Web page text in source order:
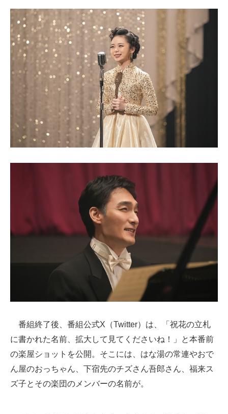
番組終了後、番組公式X（Twitter）は、「祝花の立札
に書かれた名前、拡大して見てくださいね！」と本番前
の楽屋ショットを公開。そこには、はな湯の常連やおで
ん屋のおっちゃん、下宿先のチズさん吾郎さん、福来ス
ズ子とその楽団のメンバーの名前が。